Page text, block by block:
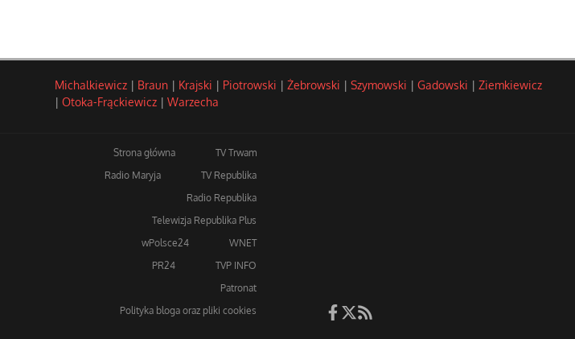
Michalkiewicz | Braun | Krajski | Piotrowski | Żebrowski | Szymowski | Gadowski | Ziemkiewicz
| Otoka-Frąckiewicz | Warzecha
Strona główna
TV Trwam
Radio Maryja
TV Republika
Radio Republika
Telewizja Republika Plus
wPolsce24
WNET
PR24
TVP INFO
Patronat
Polityka bloga oraz pliki cookies